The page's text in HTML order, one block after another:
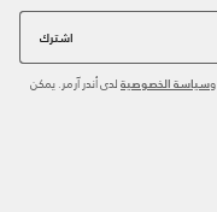
اشترك
وسياسة الخصوصية لدى أندر آرمر. يمكن